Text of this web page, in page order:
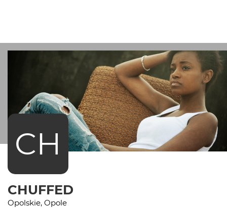
CH
CHUFFED
Opolskie, Opole